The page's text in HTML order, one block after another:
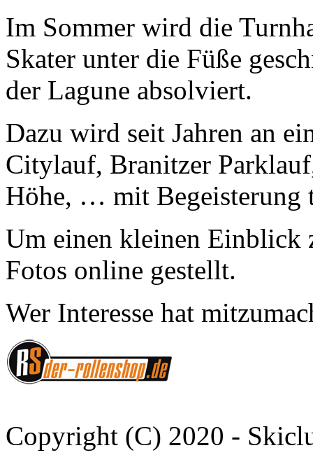
Im Sommer wird die
Skater unter die Füße
der Lagune absolviert.
Dazu wird seit Jahren an
Citylauf, Branitzer
Höhe, … mit Begeisterung
Um einen kleinen Einblick
Fotos online gestellt.
Wer Interesse hat
Copyright (C) 2020 -